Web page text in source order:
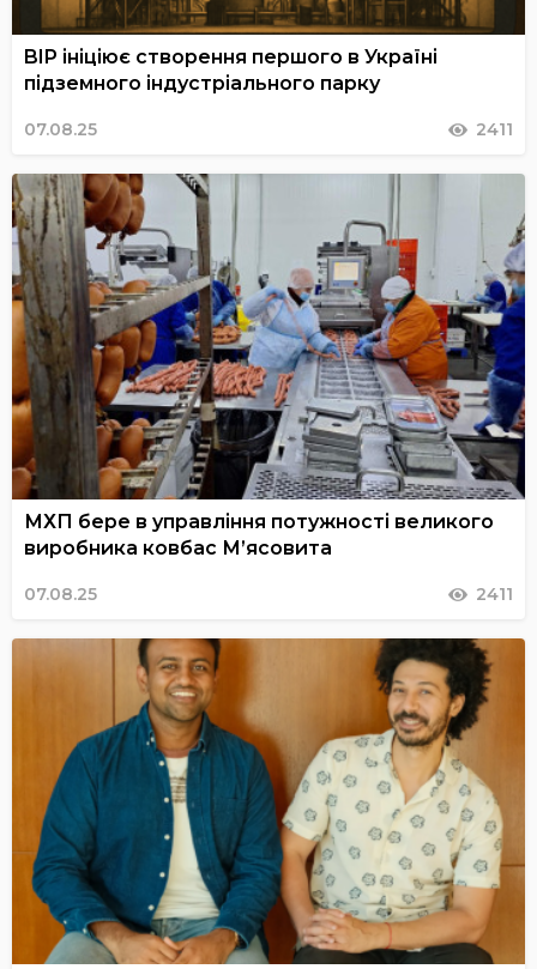
BIP ініціює створення першого в Україні
підземного індустріального парку
07.08.25 2411
МХП бере в управління потужності великого
виробника ковбас М’ясовита
07.08.25 2411